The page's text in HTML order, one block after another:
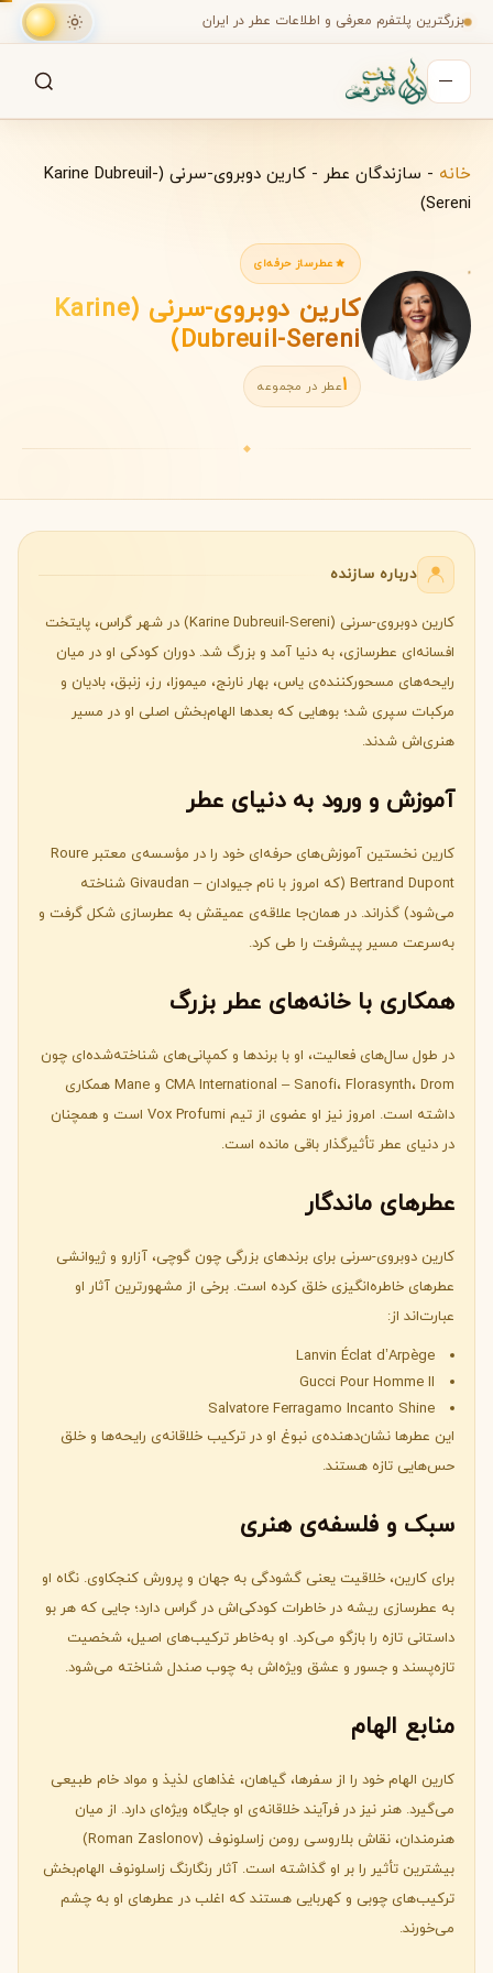
بزرگترین پلتفرم معرفی و اطلاعات عطر در ایران
جستجو در میان هزاران عطرخانه - سازندگان عطر -
کارین دوبروی-سرنی (Karine Dubreuil-
Sereni)
عطرساز حرفه‌ای
کارین دوبروی-سرنی (Karine
Dubreuil-Sereni)
1عطر در مجموعه
◆
درباره سازنده
کارین دوبروی-سرنی (Karine Dubreuil-Sereni) در شهر گراس، پایتخت
افسانه‌ای عطرسازی، به دنیا آمد و بزرگ شد. دوران کودکی او در میان
رایحه‌های مسحورکننده‌ی یاس، بهار نارنج، میموزا، رز، زنبق، بادیان و
مرکبات سپری شد؛ بوهایی که بعدها الهام‌بخش اصلی او در مسیر
هنری‌اش شدند.
آموزش و ورود به دنیای عطر
کارین نخستین آموزش‌های حرفه‌ای خود را در مؤسسه‌ی معتبر Roure
Bertrand Dupont (که امروز با نام جیوادان – Givaudan شناخته
می‌شود) گذراند. در همان‌جا علاقه‌ی عمیقش به عطرسازی شکل گرفت و
به‌سرعت مسیر پیشرفت را طی کرد.
همکاری با خانه‌های عطر بزرگ
در طول سال‌های فعالیت، او با برندها و کمپانی‌های شناخته‌شده‌ای چون
CMA International – Sanofi، Florasynth، Drom و Mane همکاری
داشته است. امروز نیز او عضوی از تیم Vox Profumi است و همچنان
در دنیای عطر تأثیرگذار باقی مانده است.
عطرهای ماندگار
کارین دوبروی-سرنی برای برندهای بزرگی چون گوچی، آزارو و ژیوانشی
عطرهای خاطره‌انگیزی خلق کرده است. برخی از مشهورترین آثار او
عبارت‌اند از:
Lanvin Éclat d’Arpège
Gucci Pour Homme II
Salvatore Ferragamo Incanto Shine
این عطرها نشان‌دهنده‌ی نبوغ او در ترکیب خلاقانه‌ی رایحه‌ها و خلق
حس‌هایی تازه هستند.
سبک و فلسفه‌ی هنری
برای کارین، خلاقیت یعنی گشودگی به جهان و پرورش کنجکاوی. نگاه او
به عطرسازی ریشه در خاطرات کودکی‌اش در گراس دارد؛ جایی که هر بو
داستانی تازه را بازگو می‌کرد. او به‌خاطر ترکیب‌های اصیل، شخصیت
تازه‌پسند و جسور و عشق ویژه‌اش به چوب صندل شناخته می‌شود.
منابع الهام
کارین الهام خود را از سفرها، گیاهان، غذاهای لذیذ و مواد خام طبیعی
می‌گیرد. هنر نیز در فرآیند خلاقانه‌ی او جایگاه ویژه‌ای دارد. از میان
هنرمندان، نقاش بلاروسی رومن زاسلونوف (Roman Zaslonov)
بیشترین تأثیر را بر او گذاشته است. آثار رنگارنگ زاسلونوف الهام‌بخش
ترکیب‌های چوبی و کهربایی هستند که اغلب در عطرهای او به چشم
می‌خورند.